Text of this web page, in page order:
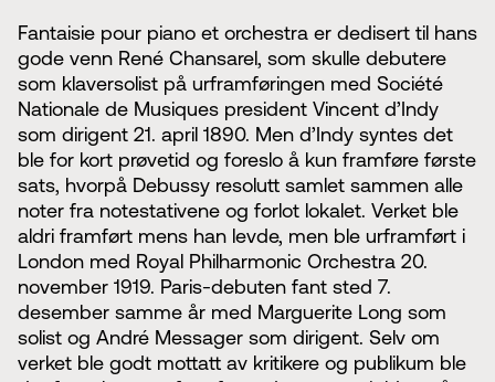
Fantaisie pour piano et orchestra er dedisert til hans
gode venn René Chansarel, som skulle debutere
som klaversolist på urframføringen med Société
Nationale de Musiques president Vincent d’Indy
som dirigent 21. april 1890. Men d’Indy syntes det
ble for kort prøvetid og foreslo å kun framføre første
sats, hvorpå Debussy resolutt samlet sammen alle
noter fra notestativene og forlot lokalet. Verket ble
aldri framført mens han levde, men ble urframført i
London med Royal Philharmonic Orchestra 20.
november 1919. Paris-debuten fant sted 7.
desember samme år med Marguerite Long som
solist og André Messager som dirigent. Selv om
verket ble godt mottatt av kritikere og publikum ble